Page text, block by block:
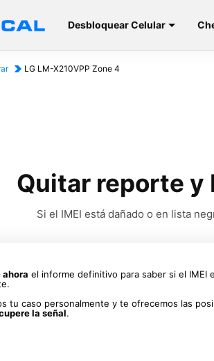
Desbloquear Celular
LG LM-X210VPP Zone 4
Quitar reporte y
Si el IMEI está dañado o en lista
ahora el informe definitivo para saber si el IMEI
tu caso personalmente y te ofrecemos las
la señal.